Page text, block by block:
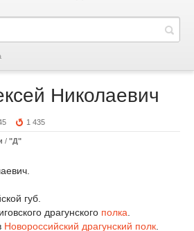
Николаевич
1 435
/ "Д"
губ.
драгунского полка
Новороссийский драгунский полк